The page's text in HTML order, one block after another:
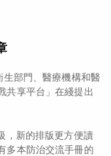
部門、醫療機構和醫
共享平台」在綫提出
，新的排版更方便讀
多本防治交流手冊的